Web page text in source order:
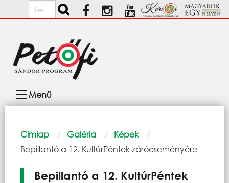
Ugrás a tartalomra
Keresés
navigáció
Menü
Morzsa
Címlap Galéria
Képek
Current:
Bepillantó a 12. KultúrPéntek záróeseményére
Bepillantó a 12. KultúrPéntek